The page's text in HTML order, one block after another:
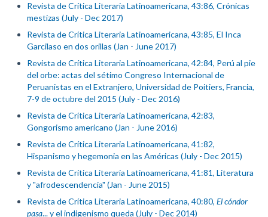
Revista de Crítica Literaria Latinoamericana, 43:86, Crónicas
mestizas (July - Dec 2017)
Revista de Crítica Literaria Latinoamericana, 43:85, El Inca
Garcilaso en dos orillas (Jan - June 2017)
Revista de Crítica Literaria Latinoamericana, 42:84, Perú al pie
del orbe: actas del sétimo Congreso Internacional de
Peruanistas en el Extranjero, Universidad de Poitiers, Francia,
7-9 de octubre del 2015 (July - Dec 2016)
Revista de Crítica Literaria Latinoamericana, 42:83,
Gongorismo americano (Jan - June 2016)
Revista de Crítica Literaria Latinoamericana, 41:82,
Hispanismo y hegemonia en las Américas (July - Dec 2015)
Revista de Crítica Literaria Latinoamericana, 41:81, Literatura
y "afrodescendencia" (Jan - June 2015)
Revista de Crítica Literaria Latinoamericana, 40:80, El cóndor
pasa... y el indigenismo queda (July - Dec 2014)